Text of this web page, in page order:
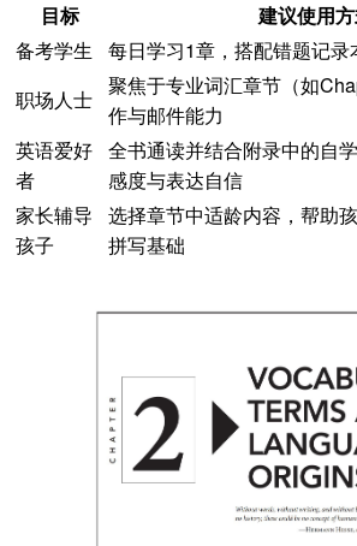
目标
建议使用
备考学生
每日学习1章，搭配错题记录
职场人士
聚焦于专业词汇章节（如
作与邮件能力
英语爱好
者
全书通读并结合附录中的自
感度与表达自信
家长辅导
孩子
选择章节中适龄内容，帮助
拼写基础